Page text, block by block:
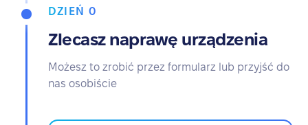
DZIEŃ 0
Zlecasz naprawę urządzenia
Możesz to zrobić przez formularz lub przyjść do
nas osobiście